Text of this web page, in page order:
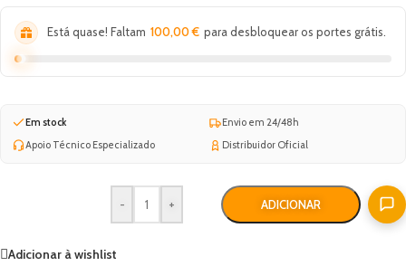
Está quase! Faltam 100,00€ para desbloquear os portes grátis.
Em stock
Envio em 24/48h
Apoio Técnico Especializado
Distribuidor Oficial
- + ADICIONAR
Adicionar à wishlist